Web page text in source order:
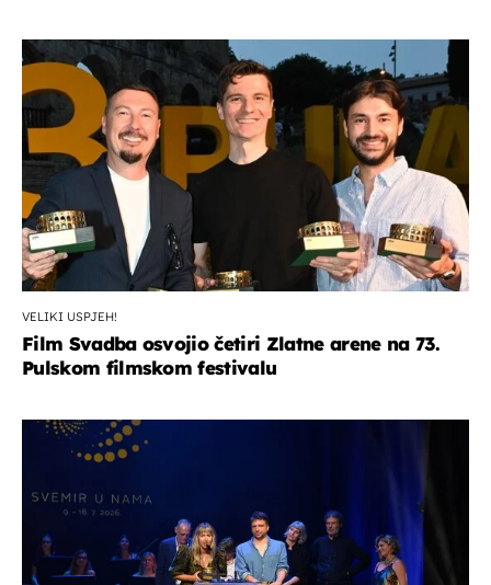
VELIKI USPJEH!
Film Svadba osvojio četiri Zlatne arene na 73.
Pulskom filmskom festivalu